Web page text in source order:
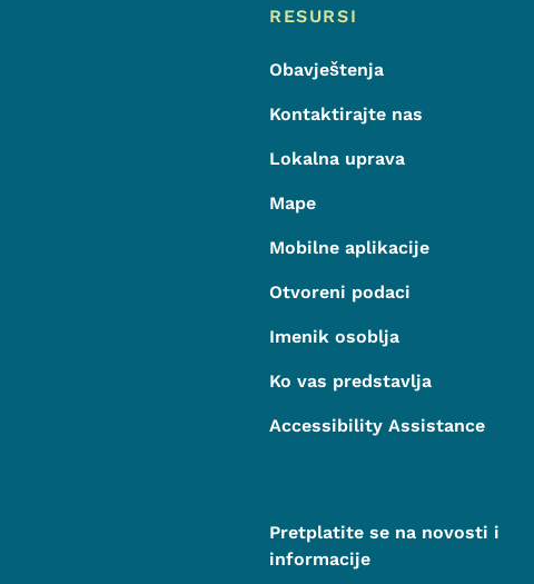
Meni podnožja
Footer
RESURSI
Obavještenja
Kontaktirajte nas
Lokalna uprava
Mape
Mobilne aplikacije
Otvoreni podaci
Imenik osoblja
Ko vas predstavlja
Accessibility Assistance
Pretplatite se na novosti i
informacije